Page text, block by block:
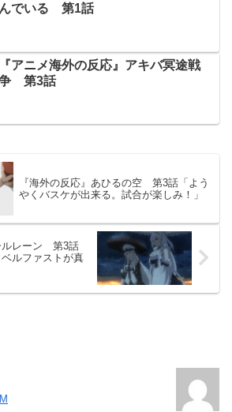
んでいる 第1話
『アニメ海外の反応』アキバ冥途戦
第3話
『海外の反応』あひるの空 第3話「よう
やくバスケが出来る。試合が楽しみ！」
ルレーン 第3話
ベルファストが真